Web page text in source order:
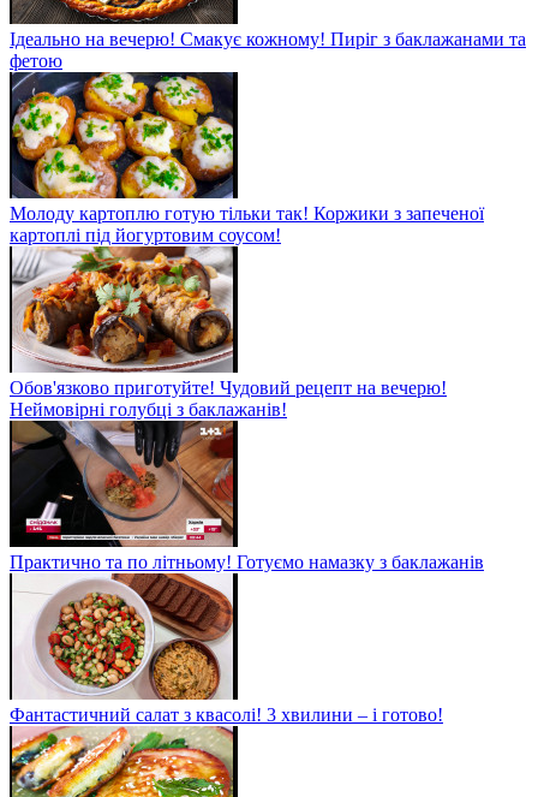
Ідеально на вечерю! Смакує кожному! Пиріг з баклажанами та
фетою
Молоду картоплю готую тільки так! Коржики з запеченої
картоплі під йогуртовим соусом!
Обов'язково приготуйте! Чудовий рецепт на вечерю!
Неймовірні голубці з баклажанів!
Практично та по літньому! Готуємо намазку з баклажанів
Фантастичний салат з квасолі! 3 хвилини – і готово!